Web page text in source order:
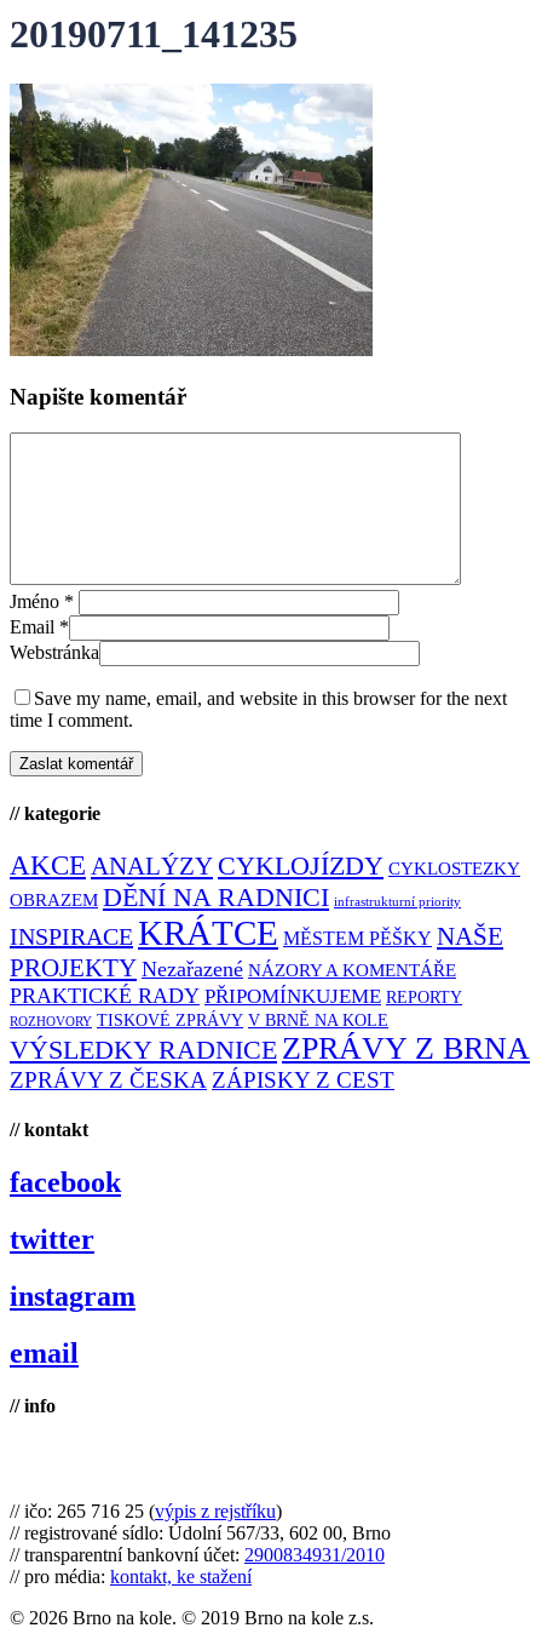
20190711_141235
Napište komentář
Jméno *
Email *
Webstránka
Save my name, email, and website in this browser for the next
time I comment.
// kategorie
AKCE ANALÝZY CYKLOJÍZDY CYKLOSTEZKY
OBRAZEM DĚNÍ NA RADNICI infrastrukturní priority
INSPIRACEKRÁTCE MĚSTEM PĚŠKY NAŠE
PROJEKTY Nezařazené NÁZORY A KOMENTÁŘE
PRAKTICKÉ RADY PŘIPOMÍNKUJEME REPORTY
ROZHOVORY TISKOVÉ ZPRÁVY V BRNĚ NA KOLE
VÝSLEDKY RADNICE ZPRÁVY Z BRNA
ZPRÁVY Z ČESKA ZÁPISKY Z CEST
// kontakt
facebook
twitter
instagram
email
// info
// ičo: 265 716 25 (výpis z rejstříku)
// registrované sídlo: Údolní 567/33, 602 00, Brno
// transparentní bankovní účet: 2900834931/2010
// pro média: kontakt, ke stažení
© 2026 Brno na kole. © 2019 Brno na kole z.s.